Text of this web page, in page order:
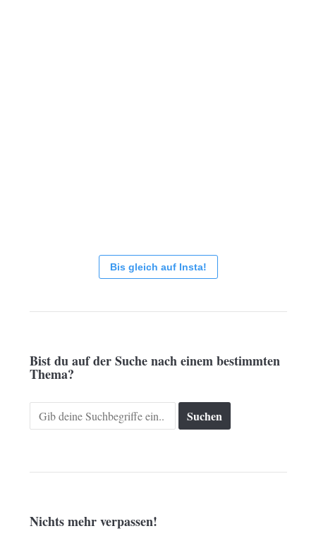
Bis gleich auf Insta!
Bist du auf der Suche nach einem bestimmten
Thema?
Search
for:
Nichts mehr verpassen!